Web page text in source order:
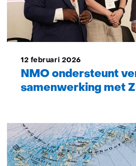
12 februari 2026
NMO ondersteunt
samenwerking met